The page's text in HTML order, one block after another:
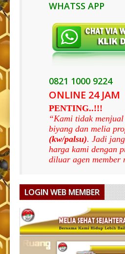
WHATSS APP
0821 1000 9224
ONLINE 24 JAM
PENTING..!!!
“Kami tidak
biyang dan melia
(kw/palsu). Jadi
harga kami dengan
diluar agen member
LOGIN WEB MEMBER